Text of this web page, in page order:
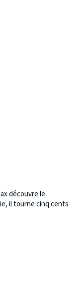
découvre le
il tourne cinq cents